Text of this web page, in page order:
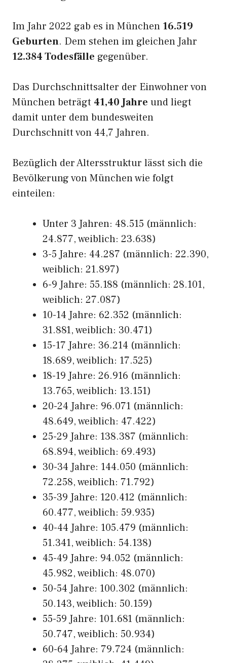
Im Jahr 2022 gab es in München 16.519
Geburten. Dem stehen im gleichen Jahr
12.384 Todesfälle gegenüber.
Das Durchschnittsalter der Einwohner von
München beträgt 41,40 Jahre und liegt
damit unter dem bundesweiten
Durchschnitt von 44,7 Jahren.
Bezüglich der Altersstruktur lässt sich die
Bevölkerung von München wie folgt
einteilen:
Unter 3 Jahren: 48.515 (männlich:
24.877, weiblich: 23.638)
3-5 Jahre: 44.287 (männlich: 22.390,
weiblich: 21.897)
6-9 Jahre: 55.188 (männlich: 28.101,
weiblich: 27.087)
10-14 Jahre: 62.352 (männlich:
31.881, weiblich: 30.471)
15-17 Jahre: 36.214 (männlich:
18.689, weiblich: 17.525)
18-19 Jahre: 26.916 (männlich:
13.765, weiblich: 13.151)
20-24 Jahre: 96.071 (männlich:
48.649, weiblich: 47.422)
25-29 Jahre: 138.387 (männlich:
68.894, weiblich: 69.493)
30-34 Jahre: 144.050 (männlich:
72.258, weiblich: 71.792)
35-39 Jahre: 120.412 (männlich:
60.477, weiblich: 59.935)
40-44 Jahre: 105.479 (männlich:
51.341, weiblich: 54.138)
45-49 Jahre: 94.052 (männlich:
45.982, weiblich: 48.070)
50-54 Jahre: 100.302 (männlich:
50.143, weiblich: 50.159)
55-59 Jahre: 101.681 (männlich:
50.747, weiblich: 50.934)
60-64 Jahre: 79.724 (männlich: